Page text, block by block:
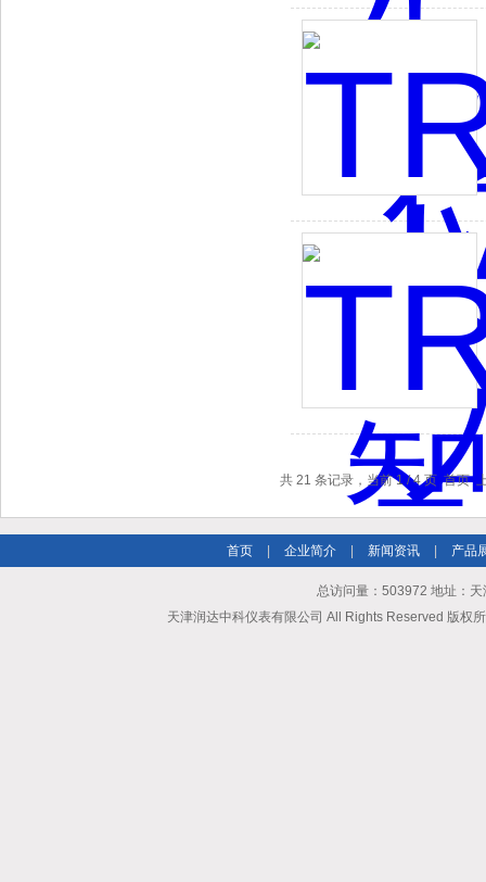
共 21 条记录，当前 1 / 4 页 首页
首页 企业简介 新闻资讯 产品
总访问量：503972 地址：
天津润达中科仪表有限公司 All Rights Reserved 版权